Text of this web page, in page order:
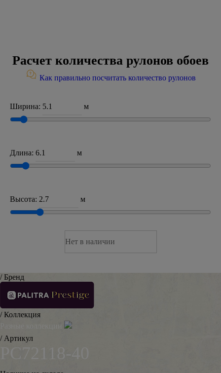
Расчет количества рулонов обоев
Как правильно посчитать количество рулонов
Ширина: м
Длина: м
Высота: м
Нет в наличии
/ Бренд
/ Коллекция
/ Артикул
PC72118-40